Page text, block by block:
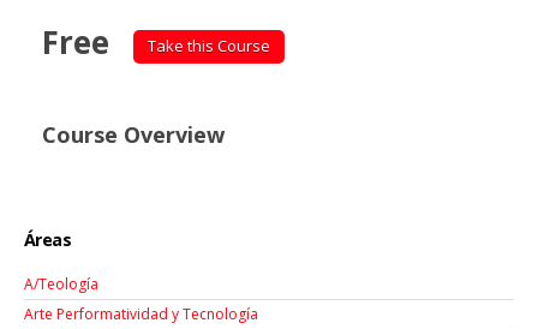
Free Take this Course
Course Overview
Áreas
A/Teología
Arte Performatividad y Tecnología